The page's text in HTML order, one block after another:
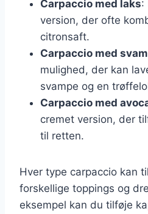
Carpaccio med laks:
version, der ofte
citronsaft.
Carpaccio med
mulighed, der kan
svampe og en
Carpaccio med
cremet version, der
til retten.
Hver type carpaccio kan
forskellige toppings og
eksempel kan du tilføje